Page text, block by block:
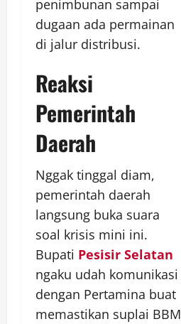
penimbunan sampai
dugaan ada permainan
di jalur distribusi.
Reaksi
Pemerintah
Daerah
Nggak tinggal diam,
pemerintah daerah
langsung buka suara
soal krisis mini ini.
Bupati Pesisir Selatan
ngaku udah komunikasi
dengan Pertamina buat
memastikan suplai BBM